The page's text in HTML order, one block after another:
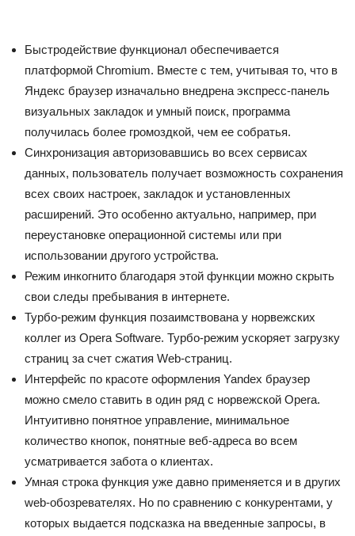
Быстродействие функционал обеспечивается
платформой Chromium. Вместе с тем, учитывая то, что в
Яндекс браузер изначально внедрена экспресс-панель
визуальных закладок и умный поиск, программа
получилась более громоздкой, чем ее собратья.
Синхронизация авторизовавшись во всех сервисах
данных, пользователь получает возможность сохранения
всех своих настроек, закладок и установленных
расширений. Это особенно актуально, например, при
переустановке операционной системы или при
использовании другого устройства.
Режим инкогнито благодаря этой функции можно скрыть
свои следы пребывания в интернете.
Турбо-режим функция позаимствована у норвежских
коллег из Opera Software. Турбо-режим ускоряет загрузку
страниц за счет сжатия Web-страниц.
Интерфейс по красоте оформления Yandex браузер
можно смело ставить в один ряд с норвежской Opera.
Интуитивно понятное управление, минимальное
количество кнопок, понятные веб-адреса во всем
усматривается забота о клиентах.
Умная строка функция уже давно применяется и в других
web-обозревателях. Но по сравнению с конкурентами, у
которых выдается подсказка на введенные запросы, в